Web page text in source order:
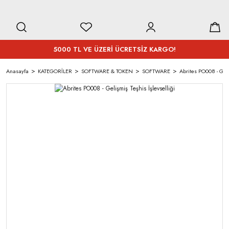
5000 TL VE ÜZERİ ÜCRETSİZ KARGO!
Anasayfa KATEGORİLER SOFTWARE & TOKEN SOFTWARE Abrites PO008 -